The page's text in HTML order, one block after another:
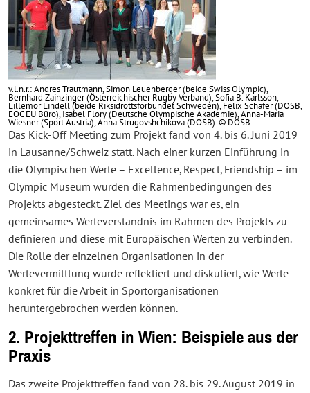
v.l.n.r.: Andres Trautmann, Simon Leuenberger (beide Swiss Olympic),
Bernhard Zainzinger (Österreichischer Rugby Verband), Sofia B. Karlsson,
Lillemor Lindell (beide Riksidrottsförbundet Schweden), Felix Schäfer (DOSB,
EOC EU Büro), Isabel Flory (Deutsche Olympische Akademie), Anna-Maria
Wiesner (Sport Austria), Anna Strugovshchikova (DOSB). © DOSB
Das Kick-Off Meeting zum Projekt fand von 4. bis 6. Juni 2019
in Lausanne/Schweiz statt. Nach einer kurzen Einführung in
die Olympischen Werte – Excellence, Respect, Friendship – im
Olympic Museum wurden die Rahmenbedingungen des
Projekts abgesteckt. Ziel des Meetings war es, ein
gemeinsames Werteverständnis im Rahmen des Projekts zu
definieren und diese mit Europäischen Werten zu verbinden.
Die Rolle der einzelnen Organisationen in der
Wertevermittlung wurde reflektiert und diskutiert, wie Werte
konkret für die Arbeit in Sportorganisationen
heruntergebrochen werden können.
2. Projekttreffen in Wien: Beispiele aus der
Praxis
Das zweite Projekttreffen fand von 28. bis 29. August 2019 in